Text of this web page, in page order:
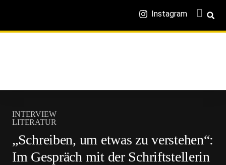
Instagram
INTERVIEW
LITERATUR
„Schreiben, um etwas zu verstehen“:
Im Gespräch mit der Schriftstellerin